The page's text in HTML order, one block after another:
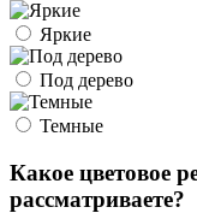
Яркие
Под дерево
Темные
Какое цветовое
рассматриваете?